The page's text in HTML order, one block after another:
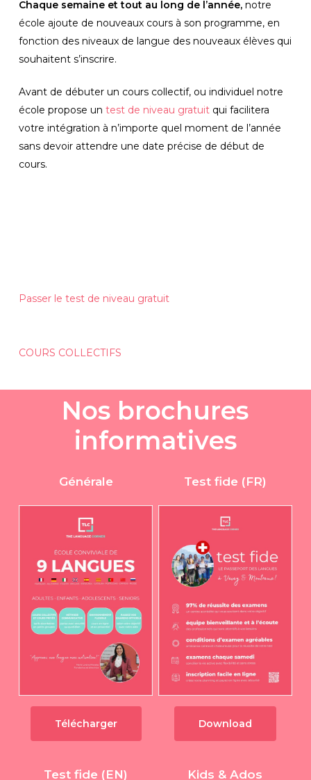
Chaque semaine et tout au long de l’année, notre
école ajoute de nouveaux cours à son programme, en
fonction des niveaux de langue des nouveaux élèves qui
souhaitent s’inscrire.
Avant de débuter un cours collectif, ou individuel notre
école propose un test de niveau gratuit qui facilitera
votre intégration à n’importe quel moment de l’année
sans devoir attendre une date précise de début de
cours.
Passer le test de niveau gratuit
COURS COLLECTIFS
Nos brochures
informatives
Générale
Télécharger
Test fide (FR)
Download
Test fide (EN) Kids & Ados